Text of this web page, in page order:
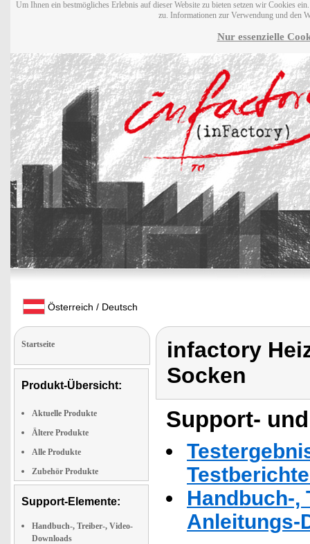
Um Ihnen ein bestmögliches Erlebnis auf dieser Website zu bieten setzen wir Cookies
zu. Informationen zur Verwendung und den
Nur essenzielle
Österreich / Deutsch
Startseite
Produkt-Übersicht:
Aktuelle Produkte
Ältere Produkte
Alle Produkte
Zubehör Produkte
Support-Elemente:
Handbuch-, Treiber-, Video-
Downloads
infactory
Socken
Support-
Handbuch-,
Anleitungs-